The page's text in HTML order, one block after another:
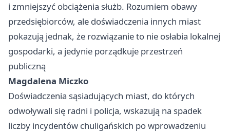
i zmniejszyć obciążenia służb. Rozumiem obawy
przedsiębiorców, ale doświadczenia innych miast
pokazują jednak, że rozwiązanie to nie osłabia lokalnej
gospodarki, a jedynie porządkuje przestrzeń
publiczną
Magdalena Miczko
Doświadczenia sąsiadujących miast, do których
odwoływali się radni i policja, wskazują na spadek
liczby incydentów chuligańskich po wprowadzeniu